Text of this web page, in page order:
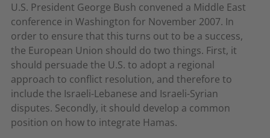
U.S. President George Bush convened a Middle East
conference in Washington for November 2007. In
order to ensure that this turns out to be a success,
the European Union should do two things. First, it
should persuade the U.S. to adopt a regional
approach to conflict resolution, and therefore to
include the Israeli-Lebanese and Israeli-Syrian
disputes. Secondly, it should develop a common
position on how to integrate Hamas.